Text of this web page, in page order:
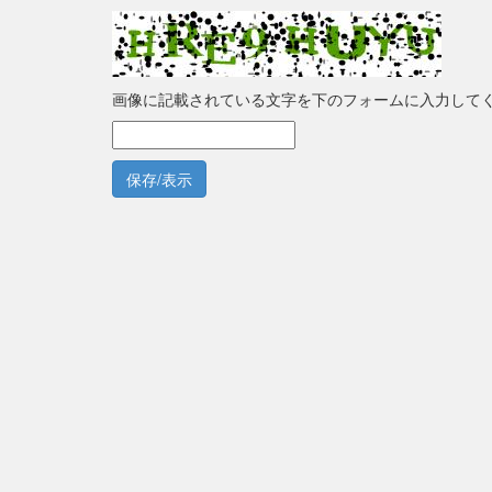
画像に記載されている文字を下のフォームに入力して
保存/表示